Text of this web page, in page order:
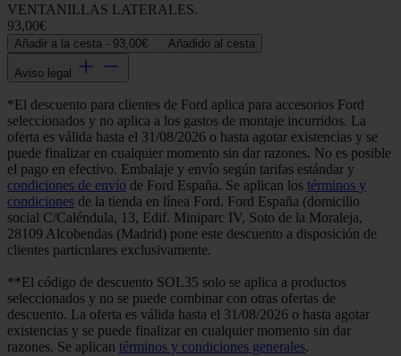
VENTANILLAS LATERALES.
93,00€
Añadir a la cesta - 93,00€ Añadido al cesta
Aviso legal
*El descuento para clientes de Ford aplica para accesorios Ford
seleccionados y no aplica a los gastos de montaje incurridos. La
oferta es válida hasta el 31/08/2026 o hasta agotar existencias y se
puede finalizar en cualquier momento sin dar razones. No es posible
el pago en efectivo. Embalaje y envío según tarifas estándar y
condiciones de envío de Ford España. Se aplican los términos y
condiciones de la tienda en línea Ford. Ford España (domicilio
social C/Caléndula, 13, Edif. Miniparc IV, Soto de la Moraleja,
28109 Alcobendas (Madrid) pone este descuento a disposición de
clientes particulares exclusivamente.
**El código de descuento SOL35 solo se aplica a productos
seleccionados y no se puede combinar con otras ofertas de
descuento. La oferta es válida hasta el 31/08/2026 o hasta agotar
existencias y se puede finalizar en cualquier momento sin dar
razones. Se aplican términos y condiciones generales.